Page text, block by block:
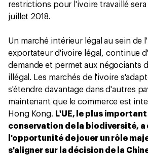
restrictions pour l'ivoire travaillé
juillet 2018.
Un marché intérieur légal au sein de
exportateur d'ivoire légal, continue
demande et permet aux négociants
illégal. Les marchés de l'ivoire
s'étendre davantage dans d'autres
maintenant que le commerce est
Hong Kong. L'UE, le plus
conservation de la biodiversité, a
l'opportunité de jouer un rôle
s'aligner sur la décision de la